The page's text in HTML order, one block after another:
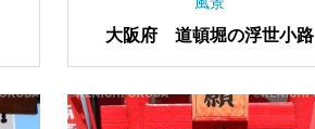
大阪府 道頓堀の浮世小路